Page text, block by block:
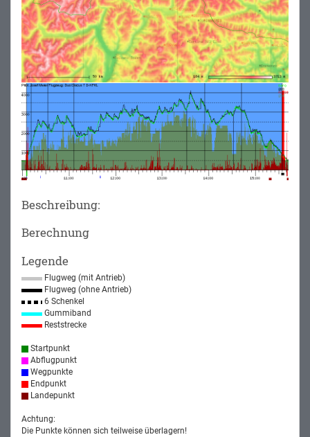
Beschreibung:
Berechnung
Legende
Flugweg (mit Antrieb)
Flugweg (ohne Antrieb)
6 Schenkel
Gummiband
Reststrecke
Startpunkt
Abflugpunkt
Wegpunkte
Endpunkt
Landepunkt
Achtung:
Die Punkte können sich teilweise überlagern!